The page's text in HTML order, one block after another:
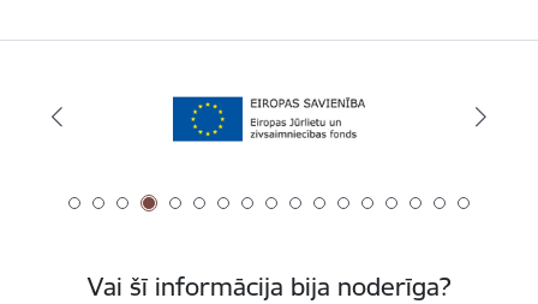
Vai šī informācija bija noderīga?